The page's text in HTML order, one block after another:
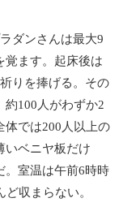
ダンさんは最大9
覚ます。起床後は
りを捧げる。その
約100人がわずか2
体では200人以上の
いベニヤ板だけ
。室温は午前6時時
収まらない。